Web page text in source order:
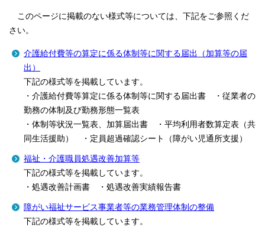
このページに掲載のない様式等については、下記をご参照くだ
さい。
介護給付費等の算定に係る体制等に関する届出（加算等の届
出）
下記の様式等を掲載しています。
・介護給付費等算定に係る体制等に関する届出書 ・従業者の
勤務の体制及び勤務形態一覧表
・体制等状況一覧表、加算届出書 ・平均利用者数算定表（共
同生活援助） ・定員超過確認シート（障がい児通所支援）
福祉・介護職員処遇改善加算等
下記の様式等を掲載しています。
・処遇改善計画書 ・処遇改善実績報告書
障がい福祉サービス事業者等の業務管理体制の整備
下記の様式等を掲載しています。